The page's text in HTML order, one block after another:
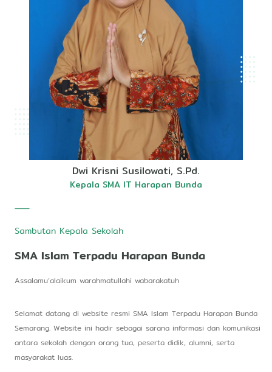
Dwi Krisni Susilowati, S.Pd.
Kepala SMA IT Harapan Bunda
Sambutan Kepala Sekolah
SMA Islam Terpadu Harapan Bunda
Assalamu’alaikum warahmatullahi wabarakatuh
Selamat datang di website resmi SMA Islam Terpadu Harapan Bunda
Semarang. Website ini hadir sebagai sarana informasi dan komunikasi
antara sekolah dengan orang tua, peserta didik, alumni, serta
masyarakat luas.